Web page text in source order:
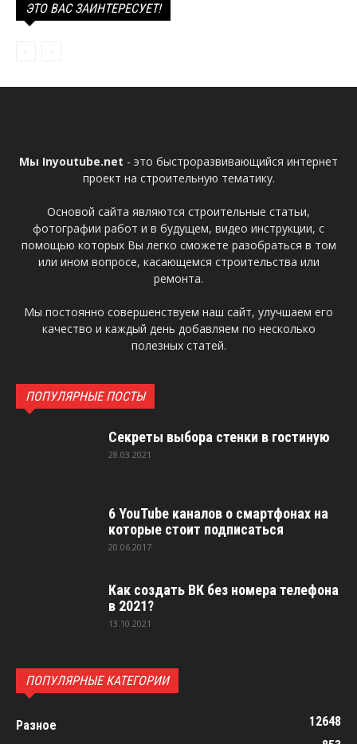
ЭТО ВАС ЗАИНТЕРЕСУЕТ!
Мы Inyoutube.net - это быстроразвивающийся интернет
проект на строительную тематику.
Основой сайта являются строительные статьи,
фотографии работ и в будущем, видео инструкции, с
помощью которых Вы легко сможете разобраться в том
или ином вопросе, касающемся строительства или
ремонта.
Мы постоянно совершенствуем наш сайт, улучшаем его
качество и каждый день добавляем по несколько
полезных статей.
ПОПУЛЯРНЫЕ ПОСТЫ
Секреты выбора стенки в гостиную
28.03.2021
6 YouTube каналов о смартфонах на
которые стоит подписаться
20.06.2017
Как создать ВК без номера телефона
в 2021?
13.10.2021
ПОПУЛЯРНЫЕ КАТЕГОРИИ
Разное
12648